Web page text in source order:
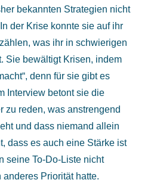
bekannten Strategien nicht
der Krise konnte sie auf ihr
was ihr in schwierigen
Sie bewältigt Krisen, indem
denn für sie gibt es
Interview betont sie die
zu reden, was anstrengend
und dass niemand allein
dass es auch eine Stärke ist
seine To-Do-Liste nicht
Priorität hatte.